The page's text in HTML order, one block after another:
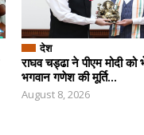
देश
राघव चड्ढा ने पीएम मोदी को
भगवान गणेश की मूर्ति...
August 8, 2026